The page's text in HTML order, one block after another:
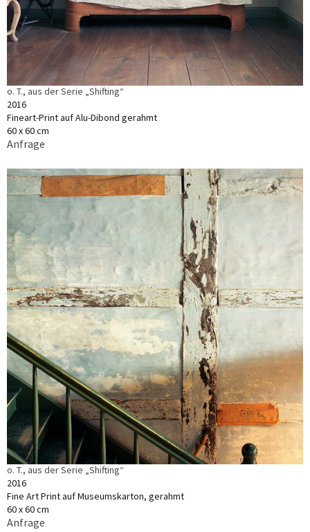
o. T., aus der Serie „Shifting“
2016
Fineart-Print auf Alu-Dibond gerahmt
60 x 60 cm
Anfrage
o. T., aus der Serie „Shifting“
2016
Fine Art Print auf Museumskarton, gerahmt
60 x 60 cm
Anfrage